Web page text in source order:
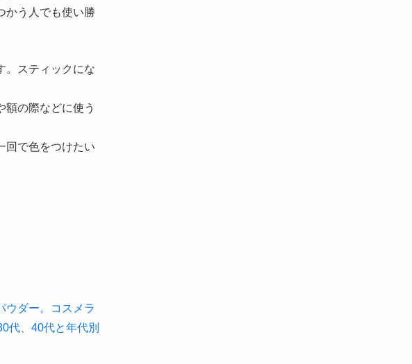
かう人でも使い勝
。スティックにな
額の際などに使う
回で色をつけたい
ウダー。コスメラ
代、40代と年代別